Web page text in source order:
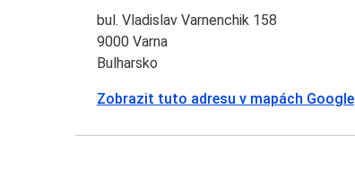
bul. Vladislav Varnenchik 158
9000 Varna
Bulharsko
Zobrazit tuto adresu v mapách Google